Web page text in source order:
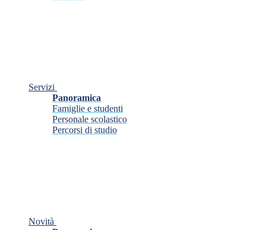
Servizi
Panoramica
Famiglie e studenti
Personale scolastico
Percorsi di studio
Novità